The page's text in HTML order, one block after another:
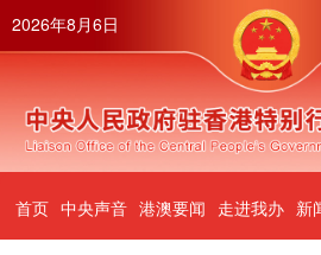
2026年8月6日
首页 中央声音 港澳要闻 走进我办 新